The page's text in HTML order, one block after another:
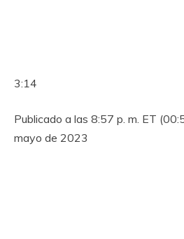
3:14
Publicado a las 8:57 p. m. ET
mayo de 2023